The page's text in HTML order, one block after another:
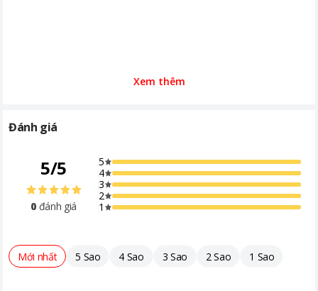
Xem thêm
Đánh giá
5/5
0 đánh giá
5
4
3
2
1
Mới nhất 5 Sao 4 Sao 3 Sao 2 Sao 1 Sao